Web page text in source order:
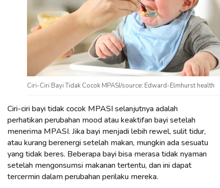
Ciri-Ciri Bayi Tidak Cocok MPASI/source: Edward-Elmhurst health
Ciri-ciri bayi tidak cocok MPASI selanjutnya adalah
perhatikan perubahan mood atau keaktifan bayi setelah
menerima MPASI. Jika bayi menjadi lebih rewel, sulit tidur,
atau kurang berenergi setelah makan, mungkin ada sesuatu
yang tidak beres. Beberapa bayi bisa merasa tidak nyaman
setelah mengonsumsi makanan tertentu, dan ini dapat
tercermin dalam perubahan perilaku mereka.